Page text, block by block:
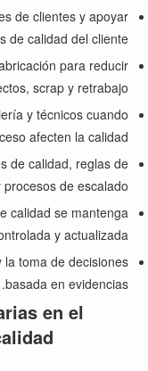
de clientes y apoyar
de calidad del cliente.
para reducir
scrap y retrabajo.
y técnicos cuando
afecten la calidad.
de calidad, reglas de
de escalado.
calidad se mantenga
y actualizada.
toma de decisiones
basada en evidencias.
en el